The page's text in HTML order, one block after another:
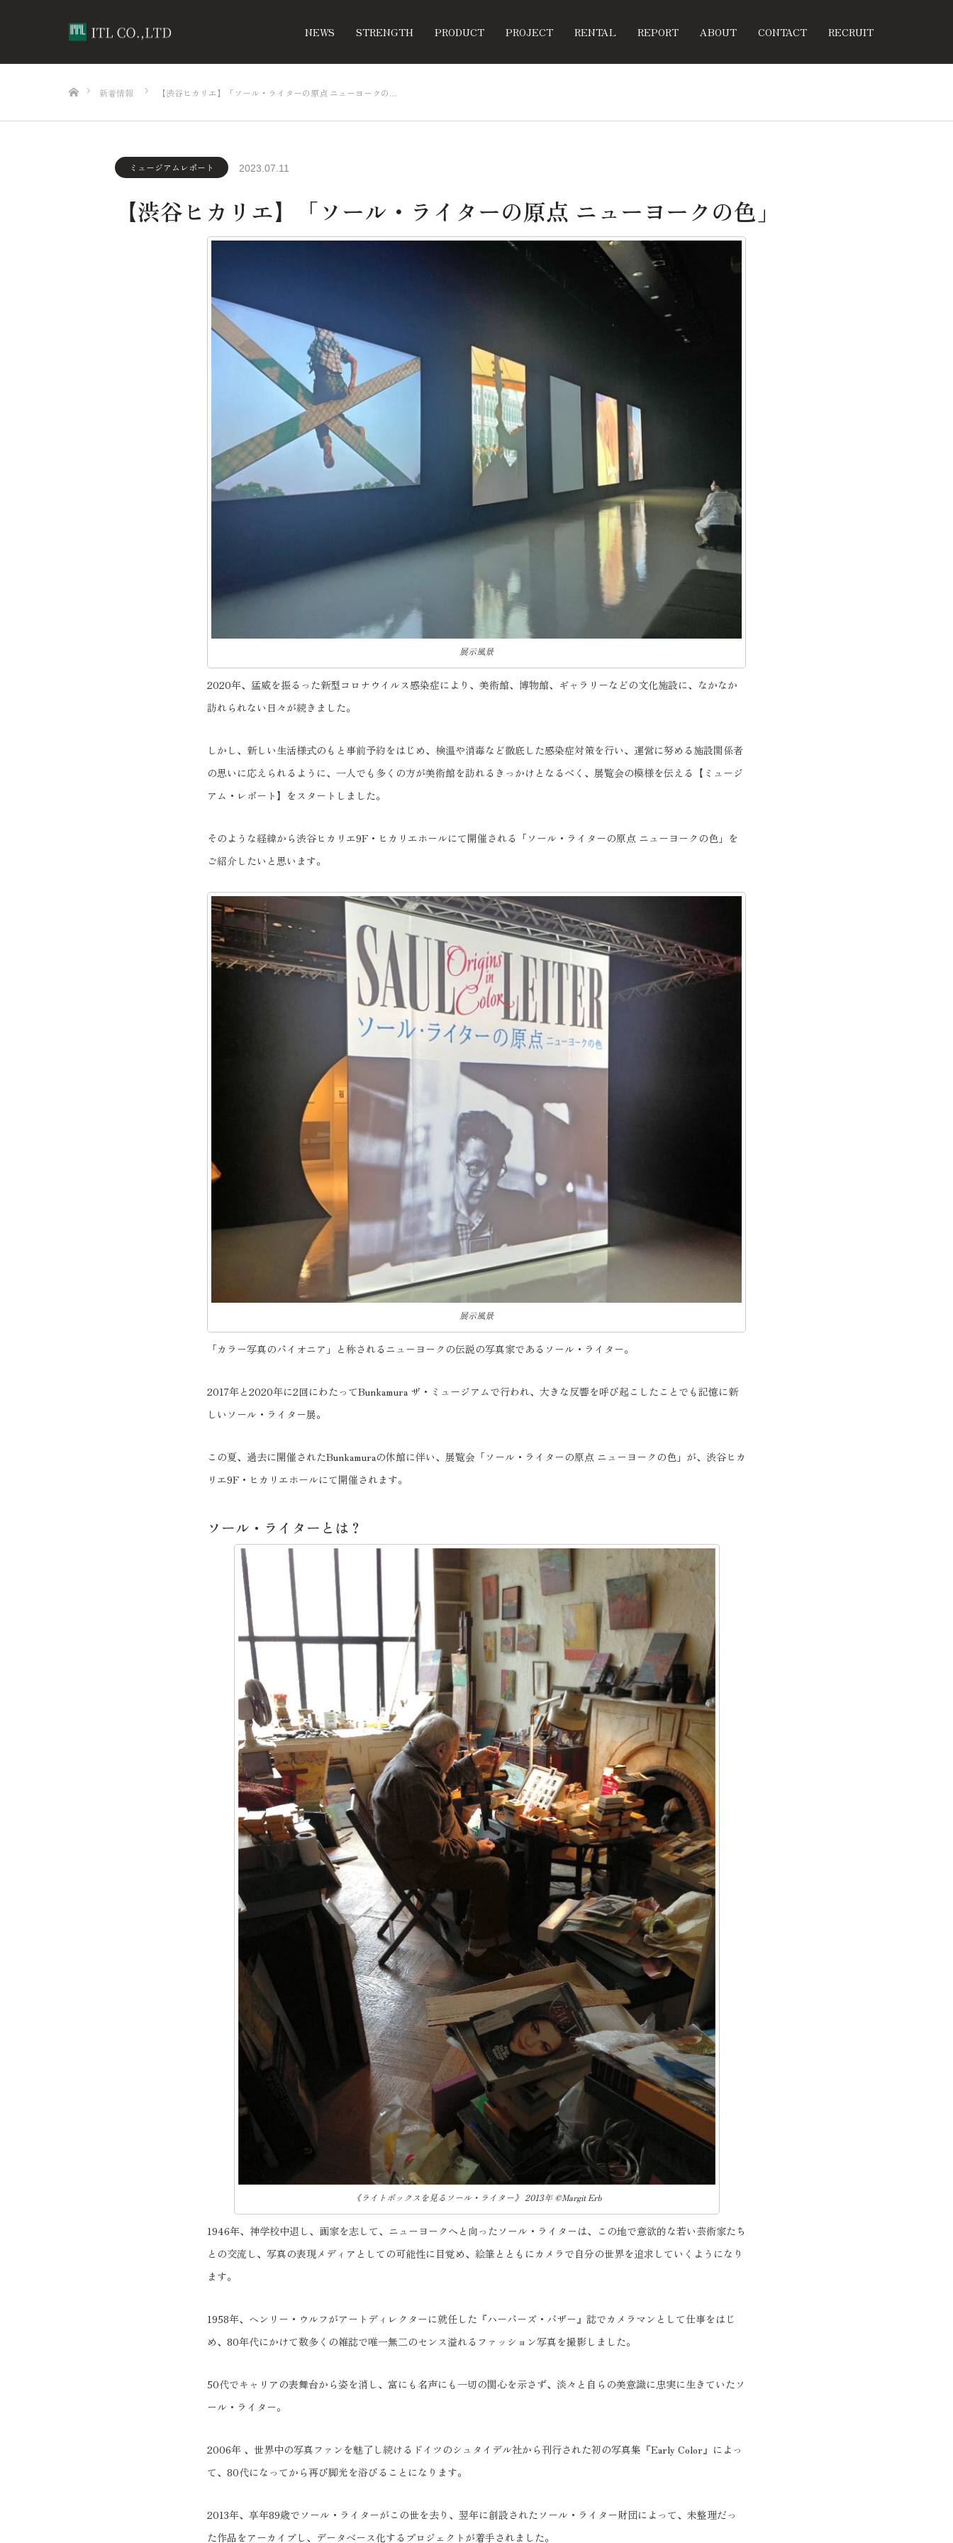
NEWS STRENGTH PRODUCT PROJECT RENTAL REPORT ABOUT CONTACT RECRUIT
新着情報
【渋谷ヒカリエ】「ソール・ライターの原点 ニューヨークの…
ミュージアムレポート 2023.07.11
【渋谷ヒカリエ】「ソール・ライターの原点 ニューヨークの色」
展示風景
2020年、猛威を振るった新型コロナウイルス感染症により、美術館、博物館、ギャラリーなどの文化施設に、なかなか
訪れられない日々が続きました。
しかし、新しい生活様式のもと事前予約をはじめ、検温や消毒など徹底した感染症対策を行い、運営に努める施設関係者
の思いに応えられるように、一人でも多くの方が美術館を訪れるきっかけとなるべく、展覧会の模様を伝える【ミュージ
アム・レポート】をスタートしました。
そのような経緯から渋谷ヒカリエ9F・ヒカリエホールにて開催される「ソール・ライターの原点 ニューヨークの色」を
ご紹介したいと思います。
展示風景
「カラー写真のパイオニア」と称されるニューヨークの伝説の写真家であるソール・ライター。
2017年と2020年に2回にわたってBunkamura ザ・ミュージアムで行われ、大きな反響を呼び起こしたことでも記憶に新
しいソール・ライター展。
この夏、過去に開催されたBunkamuraの休館に伴い、展覧会「ソール・ライターの原点 ニューヨークの色」が、渋谷ヒカ
リエ9F・ヒカリエホールにて開催されます。
ソール・ライターとは？
《ライトボックスを見るソール・ライター》 2013年 ©Margit Erb
1946年、神学校中退し、画家を志して、ニューヨークへと向ったソール・ライターは、この地で意欲的な若い芸術家たち
との交流し、写真の表現メディアとしての可能性に目覚め、絵筆とともにカメラで自分の世界を追求していくようになり
ます。
1958年、ヘンリー・ウルフがアートディレクターに就任した『ハーパーズ・バザー』誌でカメラマンとして仕事をはじ
め、80年代にかけて数多くの雑誌で唯一無二のセンス溢れるファッション写真を撮影しました。
50代でキャリアの表舞台から姿を消し、富にも名声にも一切の関心を示さず、淡々と自らの美意識に忠実に生きていたソ
ール・ライター。
2006年 、世界中の写真ファンを魅了し続けるドイツのシュタイデル社から刊行された初の写真集『Early Color』によっ
て、80代になってから再び脚光を浴びることになります。
2013年、享年89歳でソール・ライターがこの世を去り、翌年に創設されたソール・ライター財団によって、未整理だっ
た作品をアーカイブし、データベース化するプロジェクトが着手されました。